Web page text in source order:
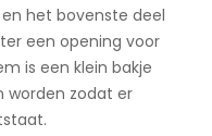
het bovenste deel
een opening voor
is een klein bakje
worden zodat er